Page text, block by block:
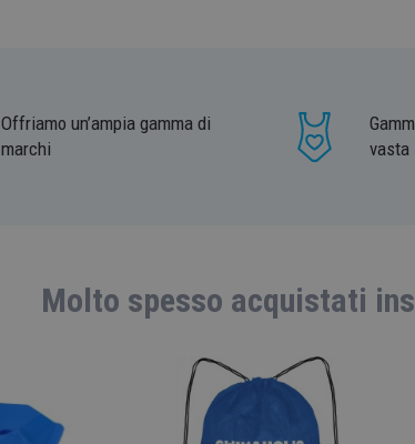
Offriamo un’ampia gamma di
marchi
vasta
Molto spesso acquistati